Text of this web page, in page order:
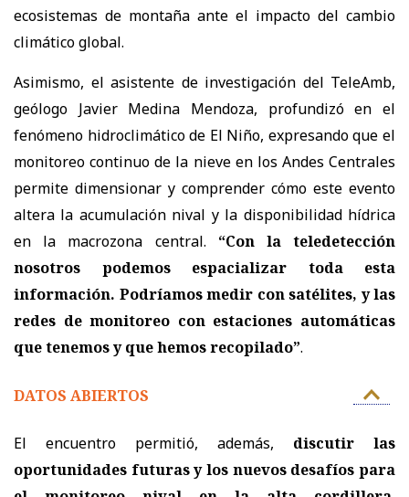
ecosistemas de montaña ante el impacto del cambio
climático global.
Asimismo, el asistente de investigación del TeleAmb,
geólogo Javier Medina Mendoza, profundizó en el
fenómeno hidroclimático de El Niño, expresando que el
monitoreo continuo de la nieve en los Andes Centrales
permite dimensionar y comprender cómo este evento
altera la acumulación nival y la disponibilidad hídrica
en la macrozona central.
“Con la teledetección
nosotros podemos espacializar toda esta
información. Podríamos medir con satélites, y las
redes de monitoreo con estaciones automáticas
que tenemos y que hemos recopilado”.
DATOS ABIERTOS
El encuentro permitió, además,
discutir las
oportunidades futuras y los nuevos desafíos para